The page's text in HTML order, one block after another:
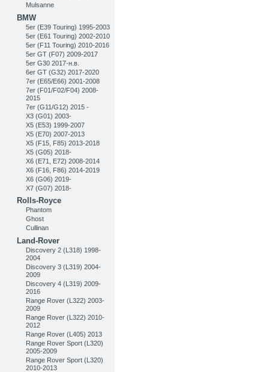
Mulsanne
BMW
5er (E39 Touring) 1995-2003
5er (E61 Touring) 2002-2010
5er (F11 Touring) 2010-2016
5er GT (F07) 2009-2017
5er G30 2017-н.в.
6er GT (G32) 2017-2020
7er (E65/E66) 2001-2008
7er (F01/F02/F04) 2008-
2015
7er (G11/G12) 2015 -
X3 (G01) 2003-
X5 (E53) 1999-2007
X5 (E70) 2007-2013
X5 (F15, F85) 2013-2018
X5 (G05) 2018-
X6 (E71, E72) 2008-2014
X6 (F16, F86) 2014-2019
X6 (G06) 2019-
X7 (G07) 2018-
Rolls-Royce
Phantom
Ghost
Cullinan
Land-Rover
Discovery 2 (L318) 1998-
2004
Discovery 3 (L319) 2004-
2009
Discovery 4 (L319) 2009-
2016
Range Rover (L322) 2003-
2009
Range Rover (L322) 2010-
2012
Range Rover (L405) 2013
Range Rover Sport (L320)
2005-2009
Range Rover Sport (L320)
2010-2013